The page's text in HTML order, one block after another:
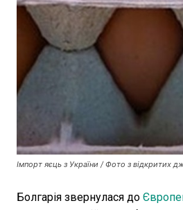
Імпорт яєць з України / Фото з відкритих
Болгарія звернулася до